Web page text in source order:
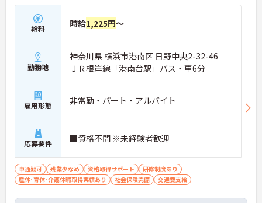
給料 時給1,225円～
勤務地
神奈川県 横浜市港南区 日野中央2-32-46
ＪＲ根岸線「港南台駅」バス・車6分
雇用形態 非常勤・パート・アルバイト
応募要件 ■資格不問 ※未経験者歓迎
車通勤可 残業少なめ 資格取得サポート
研修制度あり
産休･育休･介護休暇取得実績あり
社会保険完備 交通費支給